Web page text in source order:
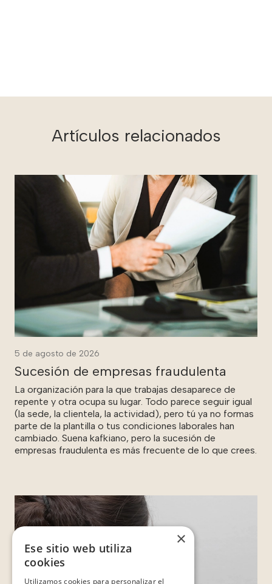
Artículos relacionados
5 de agosto de 2026
Sucesión de empresas fraudulenta
La organización para la que trabajas desaparece de
repente y otra ocupa su lugar. Todo parece seguir igual
(la sede, la clientela, la actividad), pero tú ya no formas
parte de la plantilla o tus condiciones laborales han
cambiado. Suena kafkiano, pero la sucesión de
empresas fraudulenta es más frecuente de lo que crees.
×
Ese sitio web utiliza
cookies
Utilizamos cookies para personalizar el